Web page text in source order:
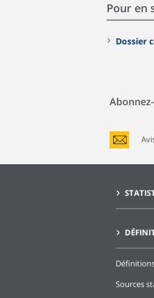
Pour en
Dossier
Sources